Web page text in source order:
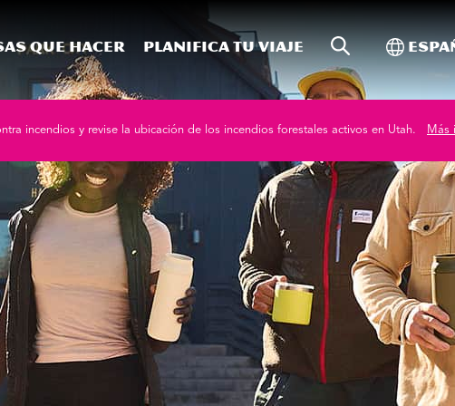
que hacer Planifica tu viaje Búsqueda
incendios y revise la ubicación de los incendios forestales activos en Utah. Más